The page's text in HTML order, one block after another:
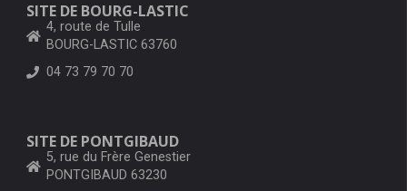
SITE DE BOURG-LASTIC
4, route de Tulle
BOURG-LASTIC 63760
04 73 79 70 70
SITE DE PONTGIBAUD
5, rue du Frère Genestier
PONTGIBAUD 63230